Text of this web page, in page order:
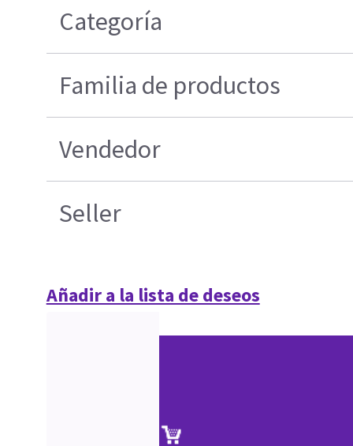
Categoría
Familia de productos
Vendedor
Seller
Añadir a la lista de deseos